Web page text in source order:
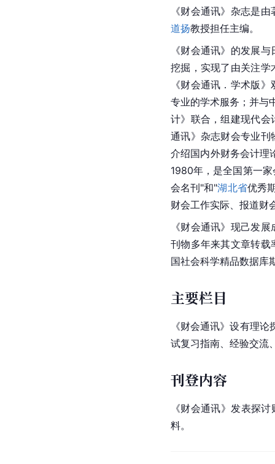
《财会通讯》杂志是
道扬教授担任主编。
《财会通讯》的发展
挖掘，实现了由关注学
《财会通讯．学术版
专业的学术服务；并与
计》联合，组建现代会
通讯》杂志财会专业刊
介绍国内外财务会计理
1980年，是全国第一
会名刊"和"湖北省优秀
财会工作实际、报道财
《财会通讯》现己发
刊物多年来其文章转载
国社会科学精品数据库
主要栏目
《财会通讯》设有理
试复习指南、经验交流
刊登内容
《财会通讯》发表探
料。